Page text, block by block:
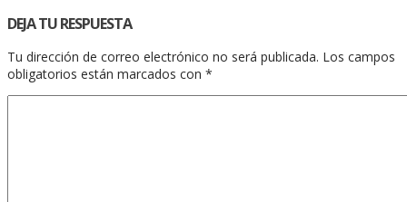
DEJA TU RESPUESTA
Tu dirección de correo electrónico no será publicada. Los campos
obligatorios están marcados con *